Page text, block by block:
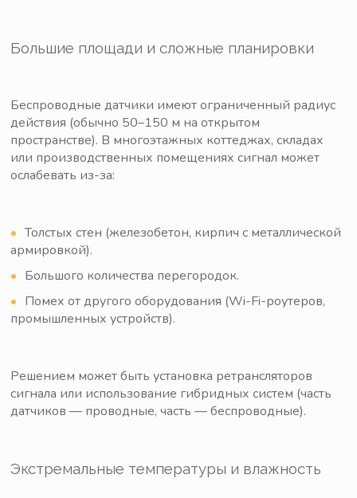
Большие площади и сложные планировки
Беспроводные датчики имеют ограниченный радиус
действия (обычно 50–150 м на открытом
пространстве). В многоэтажных коттеджах, складах
или производственных помещениях сигнал может
ослабевать из-за:
Толстых стен (железобетон, кирпич с металлической
армировкой).
Большого количества перегородок.
Помех от другого оборудования (Wi-Fi-роутеров,
промышленных устройств).
Решением может быть установка ретрансляторов
сигнала или использование гибридных систем (часть
датчиков — проводные, часть — беспроводные).
Экстремальные температуры и влажность